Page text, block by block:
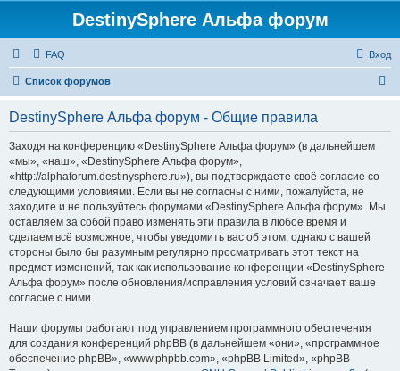
DestinySphere Альфа форум
FAQ Вход
Список форумов
DestinySphere Альфа форум - Общие правила
Заходя на конференцию «DestinySphere Альфа форум» (в дальнейшем
«мы», «наш», «DestinySphere Альфа форум»,
«http://alphaforum.destinysphere.ru»), вы подтверждаете своё согласие со
следующими условиями. Если вы не согласны с ними, пожалуйста, не
заходите и не пользуйтесь форумами «DestinySphere Альфа форум». Мы
оставляем за собой право изменять эти правила в любое время и
сделаем всё возможное, чтобы уведомить вас об этом, однако с вашей
стороны было бы разумным регулярно просматривать этот текст на
предмет изменений, так как использование конференции «DestinySphere
Альфа форум» после обновления/исправления условий означает ваше
согласие с ними.
Наши форумы работают под управлением программного обеспечения
для создания конференций phpBB (в дальнейшем «они», «программное
обеспечение phpBB», «www.phpbb.com», «phpBB Limited», «phpBB